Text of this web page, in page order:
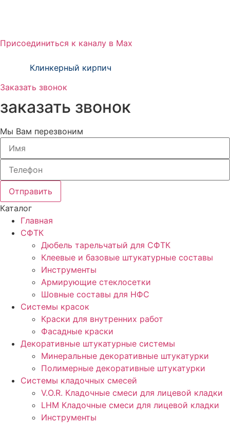
Присоединиться к каналу в Max
Клинкерный кирпич
Заказать звонок
заказать звонок
Мы Вам перезвоним
Отправить
Каталог
Главная
СФТК
Дюбель тарельчатый для СФТК
Клеевые и базовые штукатурные составы
Инструменты
Армирующие стеклосетки
Шовные составы для НФС
Cистемы красок
Краски для внутренних работ
Фасадные краски
Декоративные штукатурные системы
Минеральные декоративные штукатурки
Полимерные декоративные штукатурки
Системы кладочных смесей
V.O.R. Кладочные смеси для лицевой кладки
LHM Кладочные смеси для лицевой кладки
Инструменты